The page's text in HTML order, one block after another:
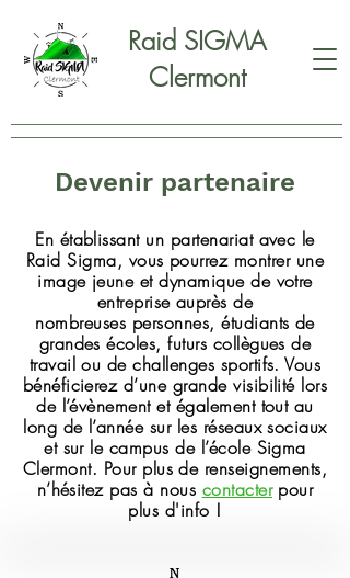
Raid SIGMA
Clermont
Devenir partenaire
En établissant un partenariat avec le
Raid Sigma, vous pourrez montrer une
image jeune et dynamique de votre
entreprise auprès de
nombreuses personnes, étudiants de
grandes écoles, futurs collègues de
travail ou de challenges sportifs. Vous
bénéficierez d’une grande visibilité lors
de l’évènement et également tout au
long de l’année sur les réseaux sociaux
et sur le campus de l’école Sigma
Clermont. Pour plus de renseignements,
n’hésitez pas à nous contacterpour
plus d'info !